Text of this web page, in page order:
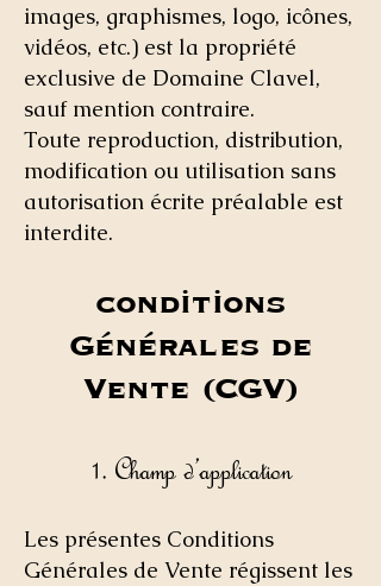
images, graphismes, logo, icônes,
vidéos, etc.) est la propriété
exclusive de Domaine Clavel,
sauf mention contraire.
Toute reproduction, distribution,
modification ou utilisation sans
autorisation écrite préalable est
interdite.
conditions
Générales de
Vente (CGV)
1. Champ d’application
Les présentes Conditions
Générales de Vente régissent les